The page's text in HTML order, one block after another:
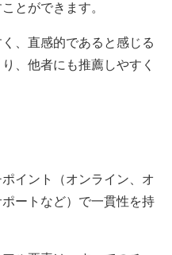
とができます。
、直感的であると感じる
、他者にも推薦しやすく
イント（オンライン、オ
ートなど）で一貫性を持